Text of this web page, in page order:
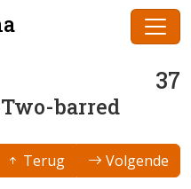
37
Two-barred
Terug
Volgende